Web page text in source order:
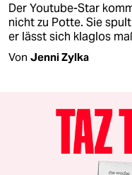
Der Youtube-Star
nicht zu Potte. Sie
er lässt sich klaglos
Von Jenni Zylka